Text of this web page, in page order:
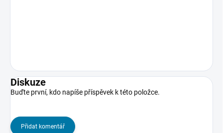
Diskuze
Buďte první, kdo napíše příspěvek k této položce.
Přidat komentář